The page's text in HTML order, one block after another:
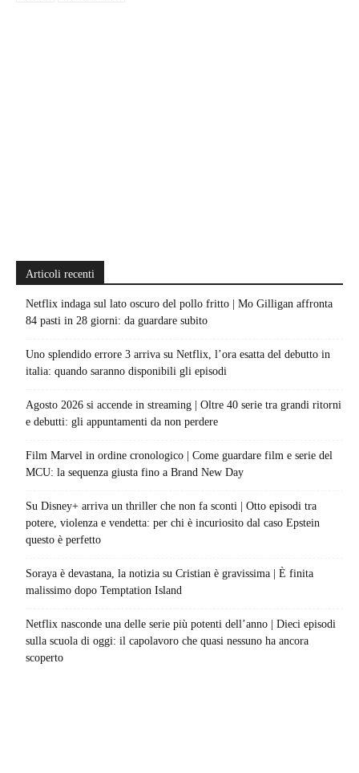
Articoli recenti
Netflix indaga sul lato oscuro del pollo fritto | Mo Gilligan affronta
84 pasti in 28 giorni: da guardare subito
Uno splendido errore 3 arriva su Netflix, l’ora esatta del debutto in
italia: quando saranno disponibili gli episodi
Agosto 2026 si accende in streaming | Oltre 40 serie tra grandi ritorni
e debutti: gli appuntamenti da non perdere
Film Marvel in ordine cronologico | Come guardare film e serie del
MCU: la sequenza giusta fino a Brand New Day
Su Disney+ arriva un thriller che non fa sconti | Otto episodi tra
potere, violenza e vendetta: per chi è incuriosito dal caso Epstein
questo è perfetto
Soraya è devastana, la notizia su Cristian è gravissima | È finita
malissimo dopo Temptation Island
Netflix nasconde una delle serie più potenti dell’anno | Dieci episodi
sulla scuola di oggi: il capolavoro che quasi nessuno ha ancora
scoperto